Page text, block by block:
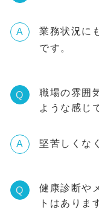
A
業務状況に
です。
Q
職場の雰囲
ような感じ
A 堅苦しくな
Q
健康診断や
トはありま